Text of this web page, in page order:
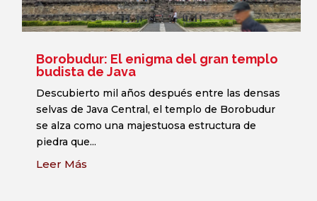
Borobudur: El enigma del gran templo
budista de Java
Descubierto mil años después entre las densas
selvas de Java Central, el templo de Borobudur
se alza como una majestuosa estructura de
piedra que...
Leer Más